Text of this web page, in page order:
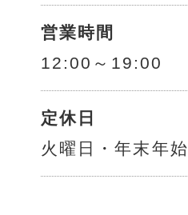
営業時間
12:00～19:00
定休日
火曜日・年末年始